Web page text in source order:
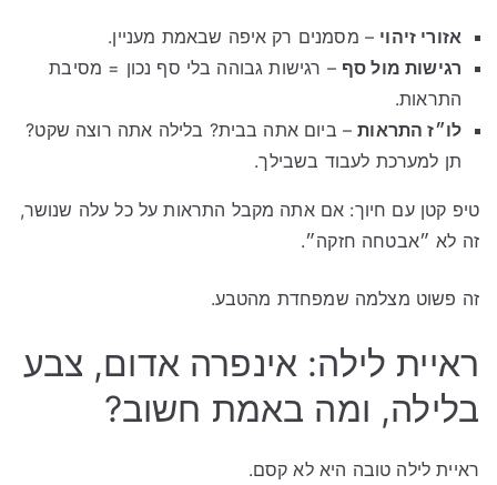
אזורי זיהוי – מסמנים רק איפה שבאמת מעניין.
רגישות מול סף – רגישות גבוהה בלי סף נכון = מסיבת
התראות.
לו״ז התראות– ביום אתה בבית? בלילה אתה רוצה שקט?
תן למערכת לעבוד בשבילך.
טיפ קטן עם חיוך: אם אתה מקבל התראות על כל עלה שנושר,
זה לא ״אבטחה חזקה״.
זה פשוט מצלמה שמפחדת מהטבע.
ראיית לילה: אינפרה אדום, צבע
בלילה, ומה באמת חשוב?
ראיית לילה טובה היא לא קסם.